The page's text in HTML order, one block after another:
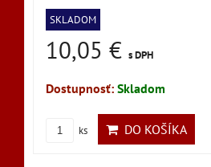
SKLADOM
10,05 € s DPH
Dostupnosť: Skladom
ks DO KOŠÍKA